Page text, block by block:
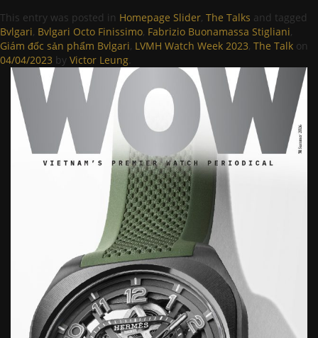
This entry was posted in Homepage Slider, The Talks and tagged
Bvlgari, Bvlgari Octo Finissimo, Fabrizio Buonamassa Stigliani,
Giám đốc sản phẩm Bvlgari, LVMH Watch Week 2023, The Talk on
04/04/2023 by Victor Leung.